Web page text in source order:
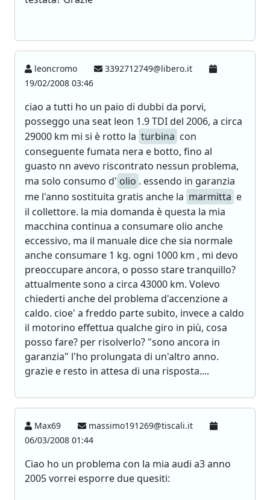
leoncromo
3392712749@libero.it
19/02/2008 03:46
ciao a tutti ho un paio di dubbi da porvi,
posseggo una seat leon 1.9 TDI del 2006, a circa
29000 km mi si è rotto la turbina con
conseguente fumata nera e botto, fino al
guasto nn avevo riscontrato nessun problema,
ma solo consumo d' olio . essendo in garanzia
me l'anno sostituita gratis anche la marmitta e
il collettore. la mia domanda è questa la mia
macchina continua a consumare olio anche
eccessivo, ma il manuale dice che sia normale
anche consumare 1 kg. ogni 1000 km , mi devo
preoccupare ancora, o posso stare tranquillo?
attualmente sono a circa 43000 km. Volevo
chiederti anche del problema d'accenzione a
caldo. cioe' a freddo parte subito, invece a caldo
il motorino effettua qualche giro in più, cosa
posso fare? per risolverlo? "sono ancora in
garanzia" l'ho prolungata di un'altro anno.
grazie e resto in attesa di una risposta....
Max69
massimo191269@tiscali.it
06/03/2008 01:44
Ciao ho un problema con la mia audi a3 anno
2005 vorrei esporre due quesiti: